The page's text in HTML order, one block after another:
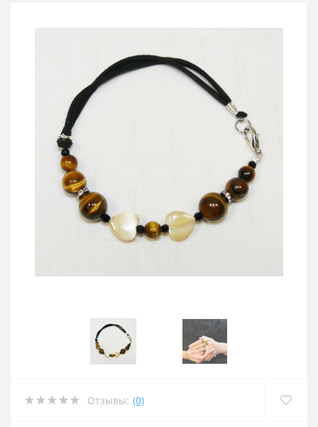
Отзывы: (0)